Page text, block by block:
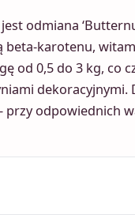
odmiana
beta-karotenu,
od 0,5 do 3 kg, co
dekoracyjnymi.
przy odpowiednich